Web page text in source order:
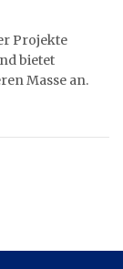
Projekte
bietet
Masse an.